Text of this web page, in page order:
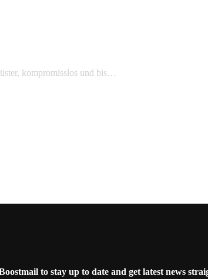
kompromisslos und bis…
to stay up to date and get latest news